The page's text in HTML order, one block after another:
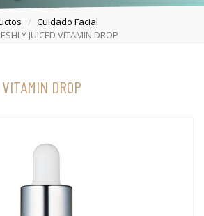
Cuidado Facial
JUICED VITAMIN DROP
DROP